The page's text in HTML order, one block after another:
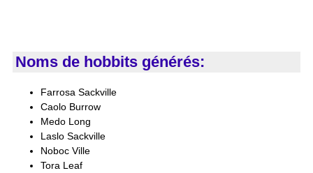
Noms de hobbits générés:
Farrosa Sackville
Caolo Burrow
Medo Long
Laslo Sackville
Noboc Ville
Tora Leaf